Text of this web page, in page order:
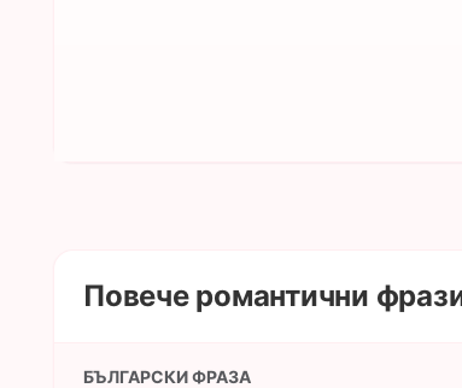
Повече романтични
БЪЛГАРСКИ ФРАЗА